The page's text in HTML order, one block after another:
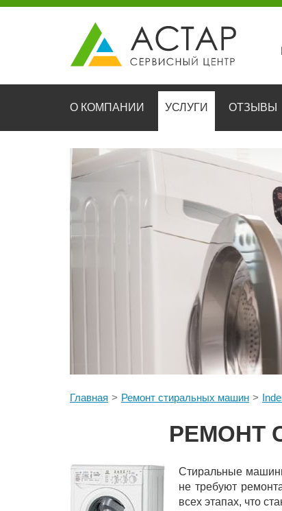
О КОМПАНИИ УСЛУГИ ОТЗЫВЫ
Главная Ремонт стиральных машин
РЕМОНТ
Стиральные
не требуют
всех этапах, что